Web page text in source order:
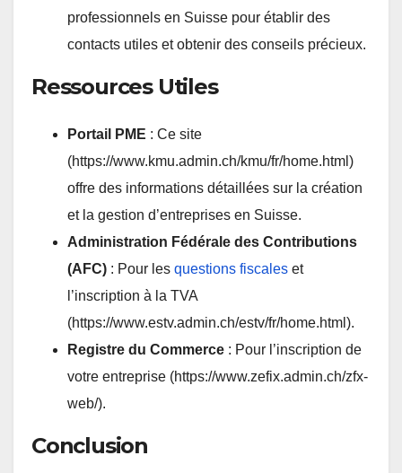
professionnels en Suisse pour établir des
contacts utiles et obtenir des conseils précieux.
Ressources Utiles
Portail PME : Ce site
(https://www.kmu.admin.ch/kmu/fr/home.html )
offre des informations détaillées sur la création
et la gestion d’entreprises en Suisse.
Administration Fédérale des Contributions
(AFC) : Pour les questions fiscales et
l’inscription à la TVA
(https://www.estv.admin.ch/estv/fr/home.html ).
Registre du Commerce : Pour l’inscription de
votre entreprise (https://www.zefix.admin.ch/zfx-
web/).
Conclusion